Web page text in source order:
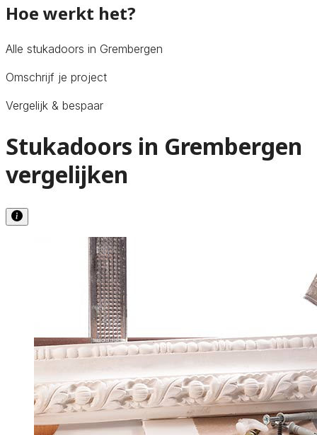
Hoe werkt het?
Alle stukadoors in Grembergen
Omschrijf je project
Vergelijk & bespaar
Stukadoors in Grembergen
vergelijken